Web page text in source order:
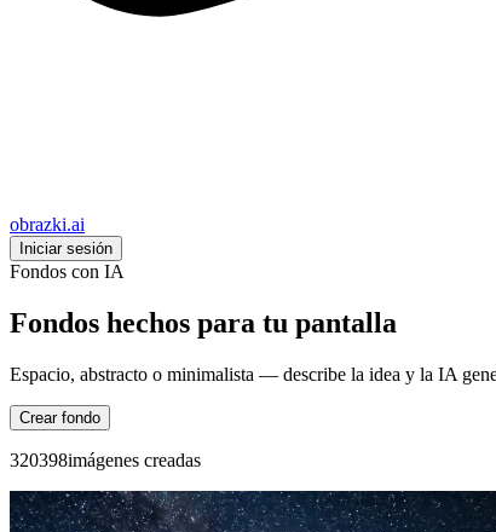
obrazki.ai
Iniciar sesión
Fondos con IA
Fondos hechos para tu pantalla
Espacio, abstracto o minimalista — describe la idea y la IA
Crear fondo
320398imágenes creadas